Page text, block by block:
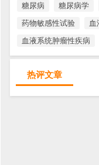
糖尿病
糖尿病学
药物敏感性试验
血
血液系统肿瘤性疾病
热评文章